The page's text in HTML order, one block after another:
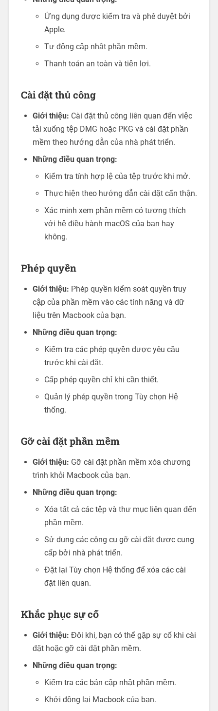
Ứng dụng được kiểm tra và phê duyệt bởi
Apple.
Tự động cập nhật phần mềm.
Thanh toán an toàn và tiện lợi.
Cài đặt thủ công
Giới thiệu: Cài đặt thủ công liên quan đến việc
tải xuống tệp DMG hoặc PKG và cài đặt phần
mềm theo hướng dẫn của nhà phát triển.
Những điều quan trọng:
Kiểm tra tính hợp lệ của tệp trước khi mở.
Thực hiện theo hướng dẫn cài đặt cẩn thận.
Xác minh xem phần mềm có tương thích
với hệ điều hành macOS của bạn hay
không.
Phép quyền
Giới thiệu: Phép quyền kiểm soát quyền truy
cập của phần mềm vào các tính năng và dữ
liệu trên Macbook của bạn.
Những điều quan trọng:
Kiểm tra các phép quyền được yêu cầu
trước khi cài đặt.
Cấp phép quyền chỉ khi cần thiết.
Quản lý phép quyền trong Tùy chọn Hệ
thống.
Gỡ cài đặt phần mềm
Giới thiệu: Gỡ cài đặt phần mềm xóa chương
trình khỏi Macbook của bạn.
Những điều quan trọng:
Xóa tất cả các tệp và thư mục liên quan đến
phần mềm.
Sử dụng các công cụ gỡ cài đặt được cung
cấp bởi nhà phát triển.
Đặt lại Tùy chọn Hệ thống để xóa các cài
đặt liên quan.
Khắc phục sự cố
Giới thiệu: Đôi khi, bạn có thể gặp sự cố khi cài
đặt hoặc gỡ cài đặt phần mềm.
Những điều quan trọng:
Kiểm tra các bản cập nhật phần mềm.
Khởi động lại Macbook của bạn.